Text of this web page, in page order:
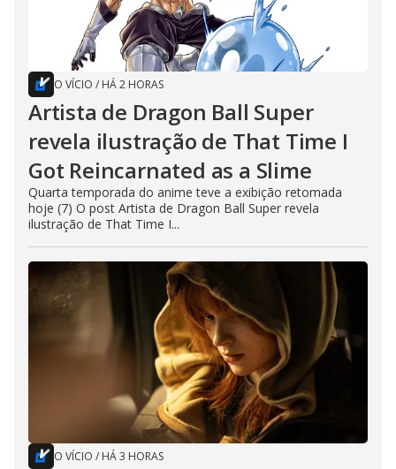
O VÍCIO / HÁ 2 HORAS
Artista de Dragon Ball Super
revela ilustração de That Time I
Got Reincarnated as a Slime
Quarta temporada do anime teve a exibição retomada
hoje (7) O post Artista de Dragon Ball Super revela
ilustração de That Time I...
O VÍCIO / HÁ 3 HORAS